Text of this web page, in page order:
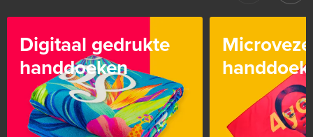
Digitaal gedrukte
handdoeken